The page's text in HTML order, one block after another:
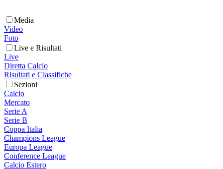
Media
Video
Foto
Live e Risultati
Live
Diretta Calcio
Risultati e Classifiche
Sezioni
Calcio
Mercato
Serie A
Serie B
Coppa Italia
Champions League
Europa League
Conference League
Calcio Estero